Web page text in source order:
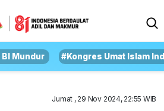
Mundur #Kongres Umat Islam
Jumat , 29 Nov 2024, 22:55 WIB